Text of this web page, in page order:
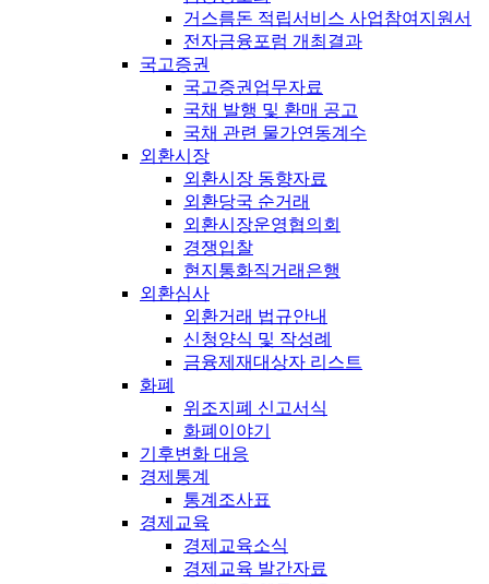
거스름돈 적립서비스 사업참여지원서
전자금융포럼 개최결과
국고증권
국고증권업무자료
국채 발행 및 환매 공고
국채 관련 물가연동계수
외환시장
외환시장 동향자료
외환당국 순거래
외환시장운영협의회
경쟁입찰
현지통화직거래은행
외환심사
외환거래 법규안내
신청양식 및 작성례
금융제재대상자 리스트
화폐
위조지폐 신고서식
화폐이야기
기후변화 대응
경제통계
통계조사표
경제교육
경제교육소식
경제교육 발간자료